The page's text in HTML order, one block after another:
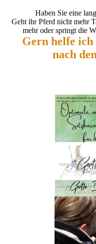
Haben Sie eine
Geht ihr Pferd nicht mehr
mehr oder springt die
Gern helfe ich
nach